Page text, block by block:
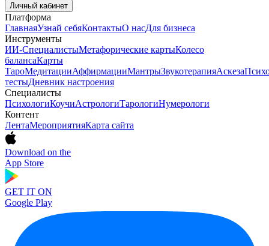
Личный кабинет
Платформа
ГлавнаяУзнай себяКонтактыО насДля бизнеса
Инструменты
ИИ-СпециалистыМетафорические картыКолесо
балансаКарты
ТароМедитацииАффирмацииМантрыЗвукотерапияАскеза
тестыДневник настроения
Специалисты
ПсихологиКоучиАстрологиТарологиНумерологи
Контент
ЛентаМероприятияКарта сайта
Download on the
App Store
GET IT ON
Google Play